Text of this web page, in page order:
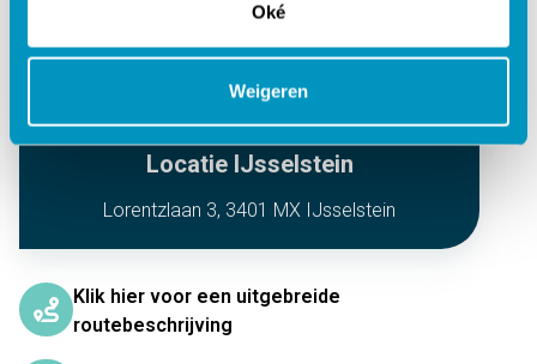
Oké
Weigeren
Locatie IJsselstein
Lorentzlaan 3, 3401 MX IJsselstein
Klik hier voor een uitgebreide
routebeschrijving